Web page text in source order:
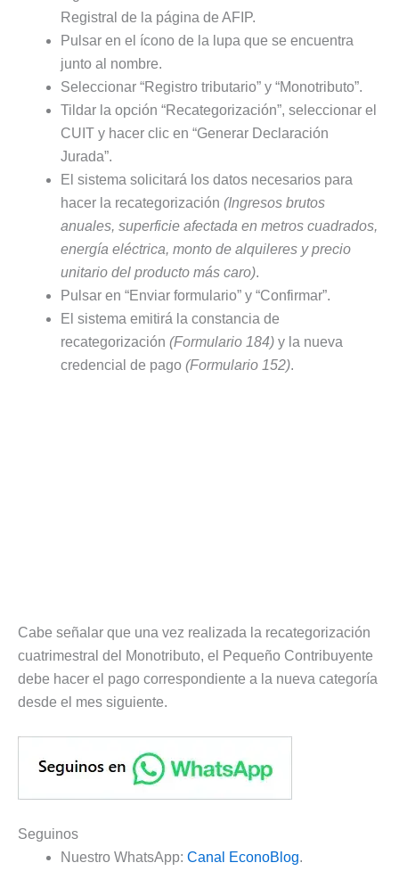
Registral de la página de AFIP.
Pulsar en el ícono de la lupa que se encuentra
junto al nombre.
Seleccionar “Registro tributario” y “Monotributo”.
Tildar la opción “Recategorización”, seleccionar el
CUIT y hacer clic en “Generar Declaración
Jurada”.
El sistema solicitará los datos necesarios para
hacer la recategorización (Ingresos brutos
anuales, superficie afectada en metros cuadrados,
energía eléctrica, monto de alquileres y precio
unitario del producto más caro).
Pulsar en “Enviar formulario” y “Confirmar”.
El sistema emitirá la constancia de
recategorización (Formulario 184) y la nueva
credencial de pago (Formulario 152).
Cabe señalar que una vez realizada la recategorización
cuatrimestral del Monotributo, el Pequeño Contribuyente
debe hacer el pago correspondiente a la nueva categoría
desde el mes siguiente.
Seguinos
Nuestro WhatsApp: Canal EconoBlog.